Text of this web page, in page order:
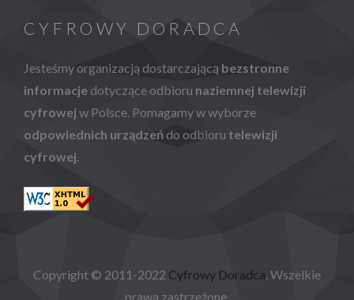
CYFROWY DORADCA
Jesteśmy organizacją dostarczającą bezstronne
informacje dotyczące odbioru naziemnej telewizji
cyfrowej w Polsce. Pomagamy w wyborze
odpowiednich urządzeń do odbioru telewizji
cyfrowej
Copyright © 2011-2022 Cyfrowy Doradca . Wszelkie
prawa zastrzeżone.